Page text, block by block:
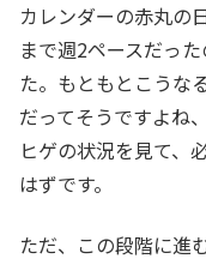
カレンダーの赤丸の
まで週2ペースだっ
た。もともとこうな
だってそうですよね
ヒゲの状況を見て、
はずです。
ただ、この段階に進